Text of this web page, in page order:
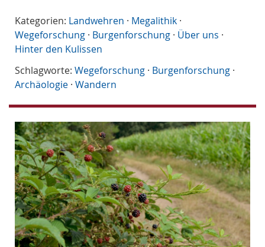
Kategorien: Landwehren · Megalithik ·
Wegeforschung · Burgenforschung · Über uns ·
Hinter den Kulissen
Schlagworte: Wegeforschung · Burgenforschung ·
Archäologie · Wandern